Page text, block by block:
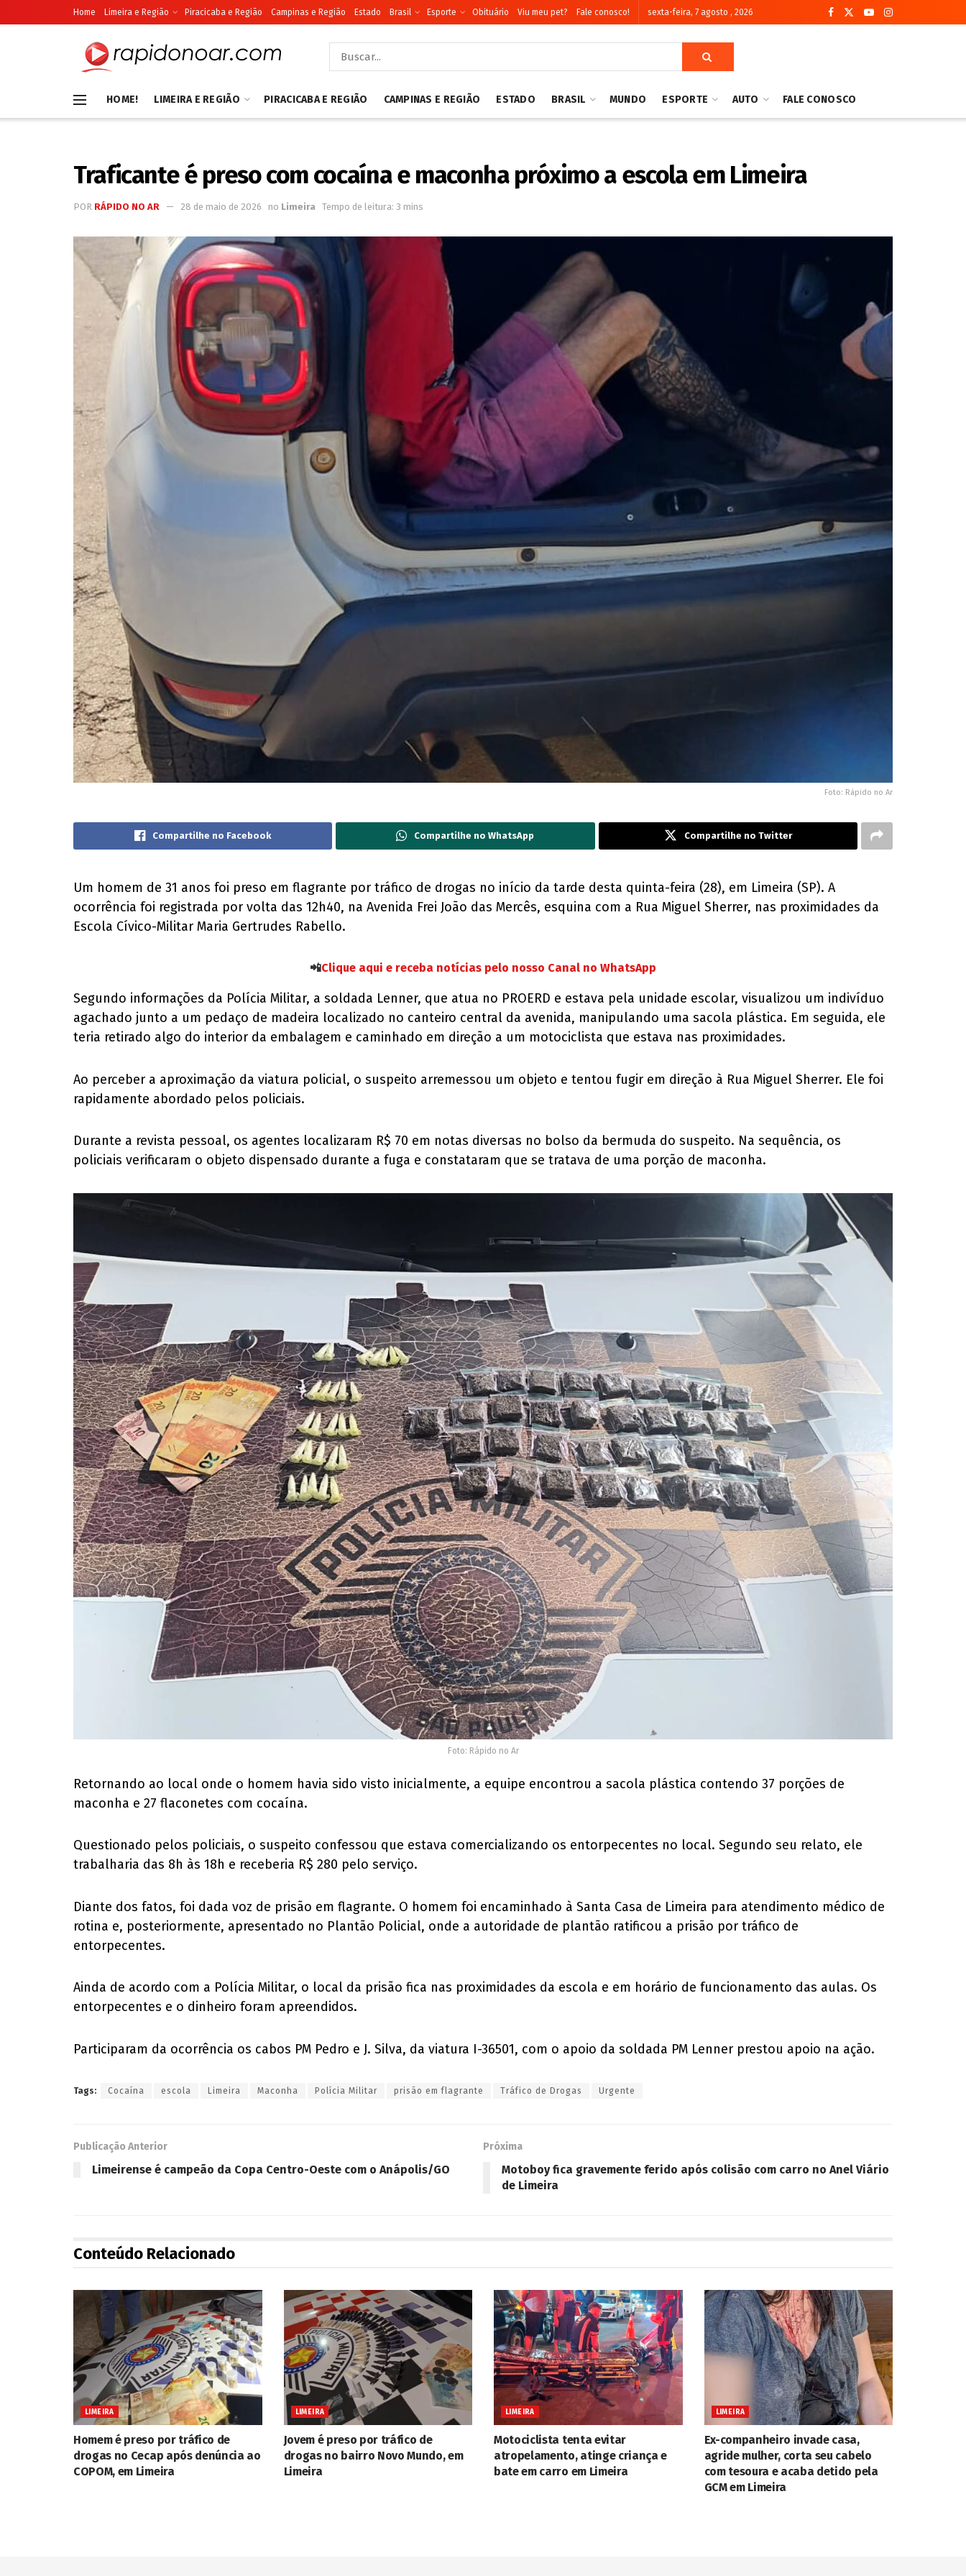
Home Limeira e Região Piracicaba e Região Campinas e Região Estado Brasil Esporte Obituário Viu meu pet? Fale conosco! sexta-feira, 7 agosto , 2026
HOME! LIMEIRA E REGIÃO PIRACICABA E REGIÃO CAMPINAS E REGIÃO ESTADO BRASIL MUNDO ESPORTE AUTO FALE CONOSCO
Traficante é preso com cocaína e maconha próximo a escola em Limeira
POR RÁPIDO NO AR 28 de maio de 2026 no Limeira Tempo de leitura: 3 mins
Foto: Rápido no Ar
Compartilhe no Facebook Compartilhe no WhatsApp Compartilhe no Twitter
Um homem de 31 anos foi preso em flagrante por tráfico de drogas no início da tarde desta quinta-feira (28), em Limeira (SP). A
ocorrência foi registrada por volta das 12h40, na Avenida Frei João das Mercês, esquina com a Rua Miguel Sherrer, nas proximidades da
Escola Cívico-Militar Maria Gertrudes Rabello.
📲Clique aqui e receba notícias pelo nosso Canal no WhatsApp
Segundo informações da Polícia Militar, a soldada Lenner, que atua no PROERD e estava pela unidade escolar, visualizou um indivíduo
agachado junto a um pedaço de madeira localizado no canteiro central da avenida, manipulando uma sacola plástica. Em seguida, ele
teria retirado algo do interior da embalagem e caminhado em direção a um motociclista que estava nas proximidades.
Ao perceber a aproximação da viatura policial, o suspeito arremessou um objeto e tentou fugir em direção à Rua Miguel Sherrer. Ele foi
rapidamente abordado pelos policiais.
Durante a revista pessoal, os agentes localizaram R$ 70 em notas diversas no bolso da bermuda do suspeito. Na sequência, os
policiais verificaram o objeto dispensado durante a fuga e constataram que se tratava de uma porção de maconha.
Foto: Rápido no Ar
Retornando ao local onde o homem havia sido visto inicialmente, a equipe encontrou a sacola plástica contendo 37 porções de
maconha e 27 flaconetes com cocaína.
Questionado pelos policiais, o suspeito confessou que estava comercializando os entorpecentes no local. Segundo seu relato, ele
trabalharia das 8h às 18h e receberia R$ 280 pelo serviço.
Diante dos fatos, foi dada voz de prisão em flagrante. O homem foi encaminhado à Santa Casa de Limeira para atendimento médico de
rotina e, posteriormente, apresentado no Plantão Policial, onde a autoridade de plantão ratificou a prisão por tráfico de
entorpecentes.
Ainda de acordo com a Polícia Militar, o local da prisão fica nas proximidades da escola e em horário de funcionamento das aulas. Os
entorpecentes e o dinheiro foram apreendidos.
Participaram da ocorrência os cabos PM Pedro e J. Silva, da viatura I-36501, com o apoio da soldada PM Lenner prestou apoio na ação.
Tags: Cocaína escola Limeira Maconha Polícia Militar prisão em flagrante Tráfico de Drogas Urgente
Publicação Anterior
Limeirense é campeão da Copa Centro-Oeste com o Anápolis/GO
Próxima
Motoboy fica gravemente ferido após colisão com carro no Anel Viário
de Limeira
Conteúdo Relacionado
LIMEIRA
Homem é preso por tráfico de
drogas no Cecap após denúncia ao
COPOM, em Limeira
LIMEIRA
Jovem é preso por tráfico de
drogas no bairro Novo Mundo, em
Limeira
LIMEIRA
Motociclista tenta evitar
atropelamento, atinge criança e
bate em carro em Limeira
LIMEIRA
Ex-companheiro invade casa,
agride mulher, corta seu cabelo
com tesoura e acaba detido pela
GCM em Limeira